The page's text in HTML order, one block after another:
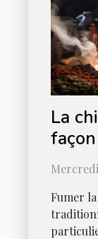
La
Mercredi
Fumer